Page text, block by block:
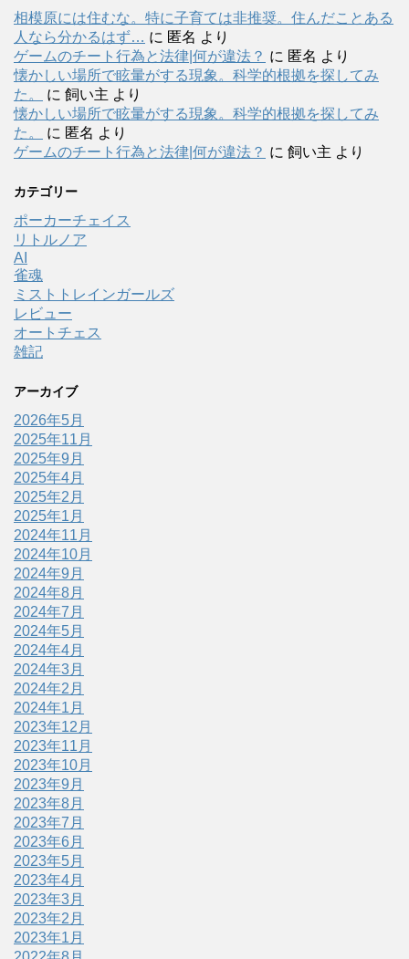
相模原には住むな。特に子育ては非推奨。住んだことある
人なら分かるはず… に 匿名 より
ゲームのチート行為と法律|何が違法？ に 匿名 より
懐かしい場所で眩暈がする現象。科学的根拠を探してみ
た。
に 飼い主 より
懐かしい場所で眩暈がする現象。科学的根拠を探してみ
た。
に 匿名 より
ゲームのチート行為と法律|何が違法？ に 飼い主 より
カテゴリー
ポーカーチェイス
リトルノア
AI
雀魂
ミストトレインガールズ
レビュー
オートチェス
雑記
アーカイブ
2026年5月
2025年11月
2025年9月
2025年4月
2025年2月
2025年1月
2024年11月
2024年10月
2024年9月
2024年8月
2024年7月
2024年5月
2024年4月
2024年3月
2024年2月
2024年1月
2023年12月
2023年11月
2023年10月
2023年9月
2023年8月
2023年7月
2023年6月
2023年5月
2023年4月
2023年3月
2023年2月
2023年1月